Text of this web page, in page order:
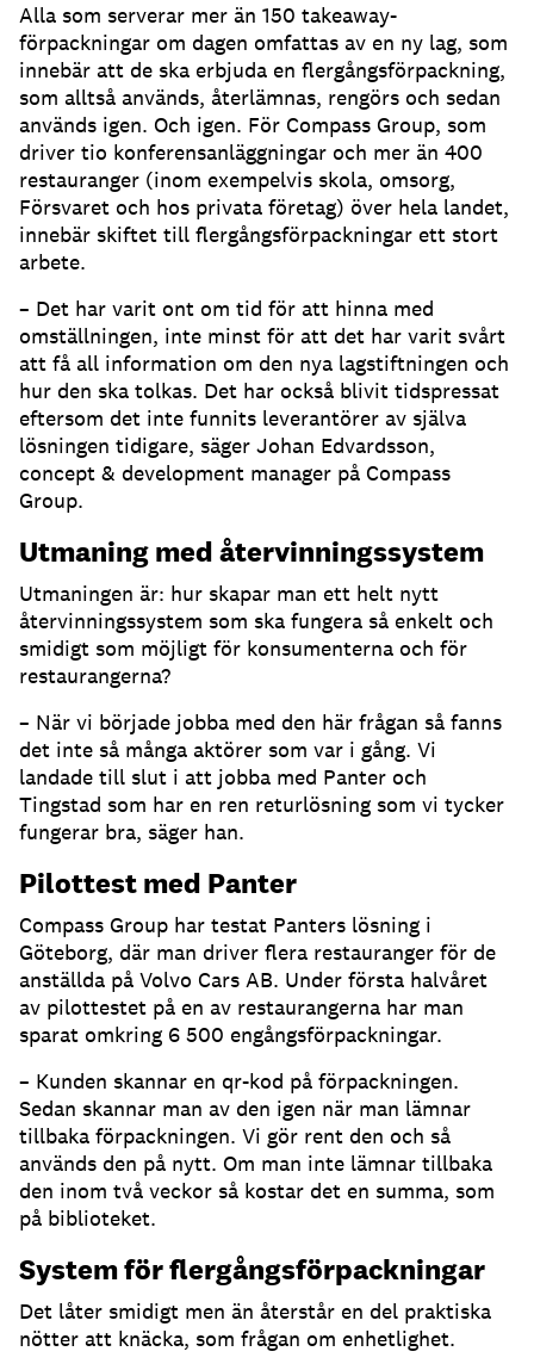
Alla som serverar mer än 150 takeaway-
förpackningar om dagen omfattas av en ny lag, som
innebär att de ska erbjuda en flergångsförpackning,
som alltså används, återlämnas, rengörs och sedan
används igen. Och igen. För Compass Group, som
driver tio konferensanläggningar och mer än 400
restauranger (inom exempelvis skola, omsorg,
Försvaret och hos privata företag) över hela landet,
innebär skiftet till flergångsförpackningar ett stort
arbete.
– Det har varit ont om tid för att hinna med
omställningen, inte minst för att det har varit svårt
att få all information om den nya lagstiftningen och
hur den ska tolkas. Det har också blivit tidspressat
eftersom det inte funnits leverantörer av själva
lösningen tidigare, säger Johan Edvardsson,
concept & development manager på Compass
Group.
Utmaning med återvinningssystem
Utmaningen är: hur skapar man ett helt nytt
återvinningssystem som ska fungera så enkelt och
smidigt som möjligt för konsumenterna och för
restaurangerna?
– När vi började jobba med den här frågan så fanns
det inte så många aktörer som var i gång. Vi
landade till slut i att jobba med Panter och
Tingstad som har en ren returlösning som vi tycker
fungerar bra, säger han.
Pilottest med Panter
Compass Group har testat Panters lösning i
Göteborg, där man driver flera restauranger för de
anställda på Volvo Cars AB. Under första halvåret
av pilottestet på en av restaurangerna har man
sparat omkring 6 500 engångsförpackningar.
– Kunden skannar en qr-kod på förpackningen.
Sedan skannar man av den igen när man lämnar
tillbaka förpackningen. Vi gör rent den och så
används den på nytt. Om man inte lämnar tillbaka
den inom två veckor så kostar det en summa, som
på biblioteket.
System för flergångsförpackningar
Det låter smidigt men än återstår en del praktiska
nötter att knäcka, som frågan om enhetlighet.